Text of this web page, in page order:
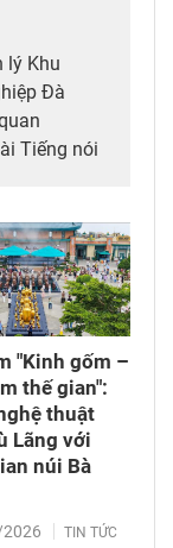
lý Khu
Đà
Tiếng nói
Hùng Sơn
"Kinh gốm –
thế gian":
thuật
Lãng với
núi Bà
TIN TỨC